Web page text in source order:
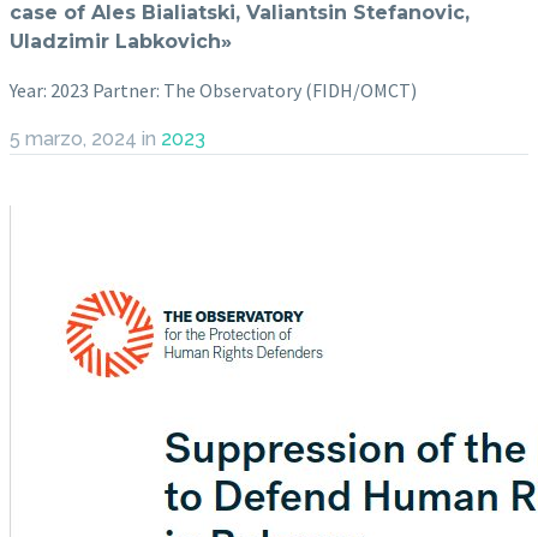
case of Ales Bialiatski, Valiantsin Stefanovic,
Uladzimir Labkovich»
Year: 2023 Partner: The Observatory (FIDH/OMCT)
5 marzo, 2024 in 2023